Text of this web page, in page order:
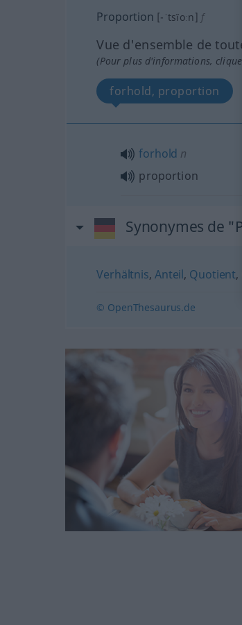
Proportion [-ˈtsĭoːn] f
Vue d'ensemble de
(Pour plus d'informations,
forhold, proportion
forhold n
proportion
Synonymes de
Verhältnis,Anteil, Quotient,
© OpenThesaurus.de